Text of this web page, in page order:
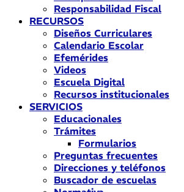
Responsabilidad Fiscal
RECURSOS
Diseños Curriculares
Calendario Escolar
Efemérides
Videos
Escuela Digital
Recursos institucionales
SERVICIOS
Educacionales
Trámites
Formularios
Preguntas frecuentes
Direcciones y teléfonos
Buscador de escuelas